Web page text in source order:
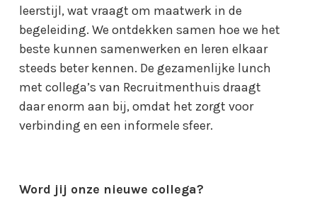
leerstijl, wat vraagt om maatwerk in de
begeleiding. We ontdekken samen hoe we het
beste kunnen samenwerken en leren elkaar
steeds beter kennen. De gezamenlijke lunch
met collega’s van Recruitmenthuis draagt
daar enorm aan bij, omdat het zorgt voor
verbinding en een informele sfeer.
Word jij onze nieuwe collega?